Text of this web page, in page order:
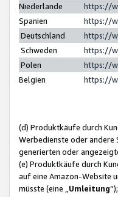
Niederlande
https://
Spanien
https://
Deutschland
https://
Schweden
https://
Polen
https://
Belgien
https://
(d) Produktkäufe durch
Werbedienste oder andere
generierten oder
(e) Produktkäufe durch
auf eine Amazon-Website
müsste (eine „ Umleitung“);